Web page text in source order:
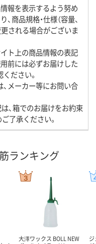
報を表示するよう努め
商品規格・仕様（容量、
更される場合がございま
ト上の商品情報の表記
前には必ずお届けした
ださい。
メーカー等にお問い合
は、箱でのお届けをお約束
了承ください。
ランキング
大澤ワックス BOLL NEW